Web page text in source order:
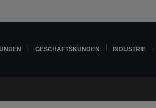
GESCHÄFTSKUNDEN INDUSTRIE